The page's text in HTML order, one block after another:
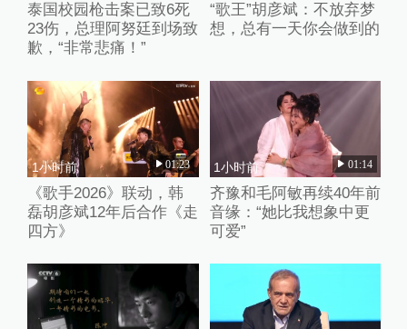
泰国校园枪击案已致6死
23伤，总理阿努廷到场致
歉，“非常悲痛！”
“歌王”胡彦斌：不放弃梦
想，总有一天你会做到的
1小时前 01:23
《歌手2026》联动，韩
磊胡彦斌12年后合作《走
四方》
1小时前 01:14
齐豫和毛阿敏再续40年前
音缘：“她比我想象中更
可爱”